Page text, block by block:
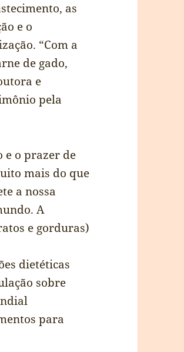
as
e o
“Com a
de gado,
e
pela
e o prazer de
mais do que
a nossa
A
e gorduras)
dietéticas
sobre
para